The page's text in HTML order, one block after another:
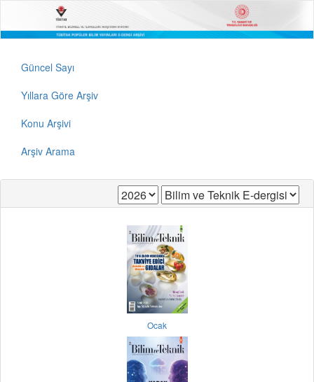
Güncel Sayı
Yıllara Göre Arşiv
Konu Arşivi
Arşiv Arama
Ocak